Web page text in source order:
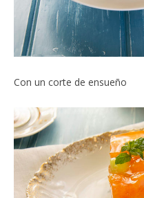
Con un corte de ensueño